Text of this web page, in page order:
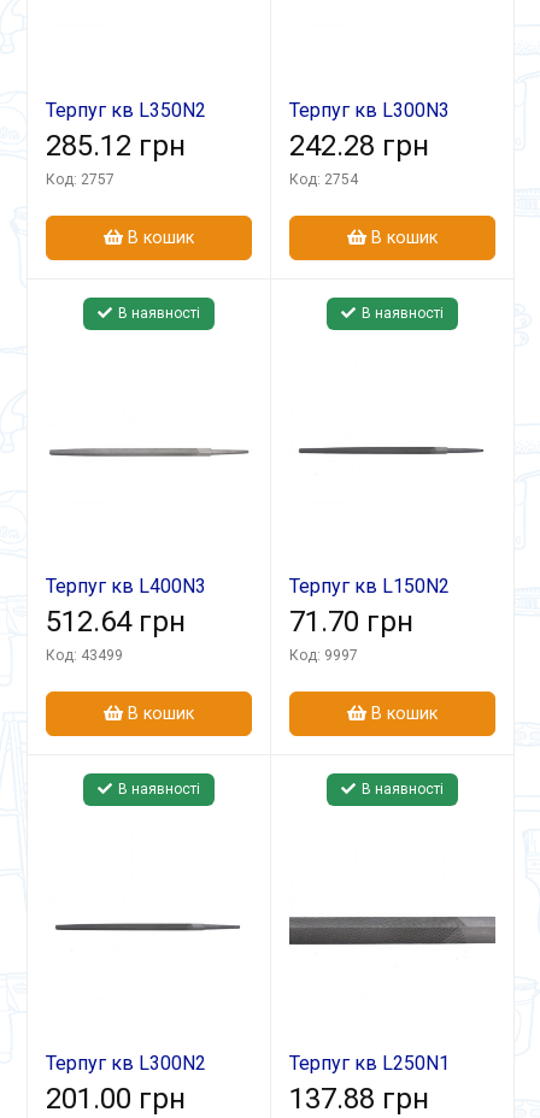
Терпуг кв L350N2
285.12 грн
Код: 2757
В кошик
Терпуг кв L300N3
242.28 грн
Код: 2754
В кошик
В наявності
Терпуг кв L400N3
512.64 грн
Код: 43499
В кошик
В наявності
Терпуг кв L150N2
71.70 грн
Код: 9997
В кошик
В наявності
Терпуг кв L300N2
201.00 грн
В наявності
Терпуг кв L250N1
137.88 грн